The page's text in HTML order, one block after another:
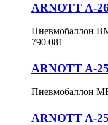
ARNOTT A-
Пневмобаллон
790 081
ARNOTT A-
Пневмобаллон
ARNOTT A-